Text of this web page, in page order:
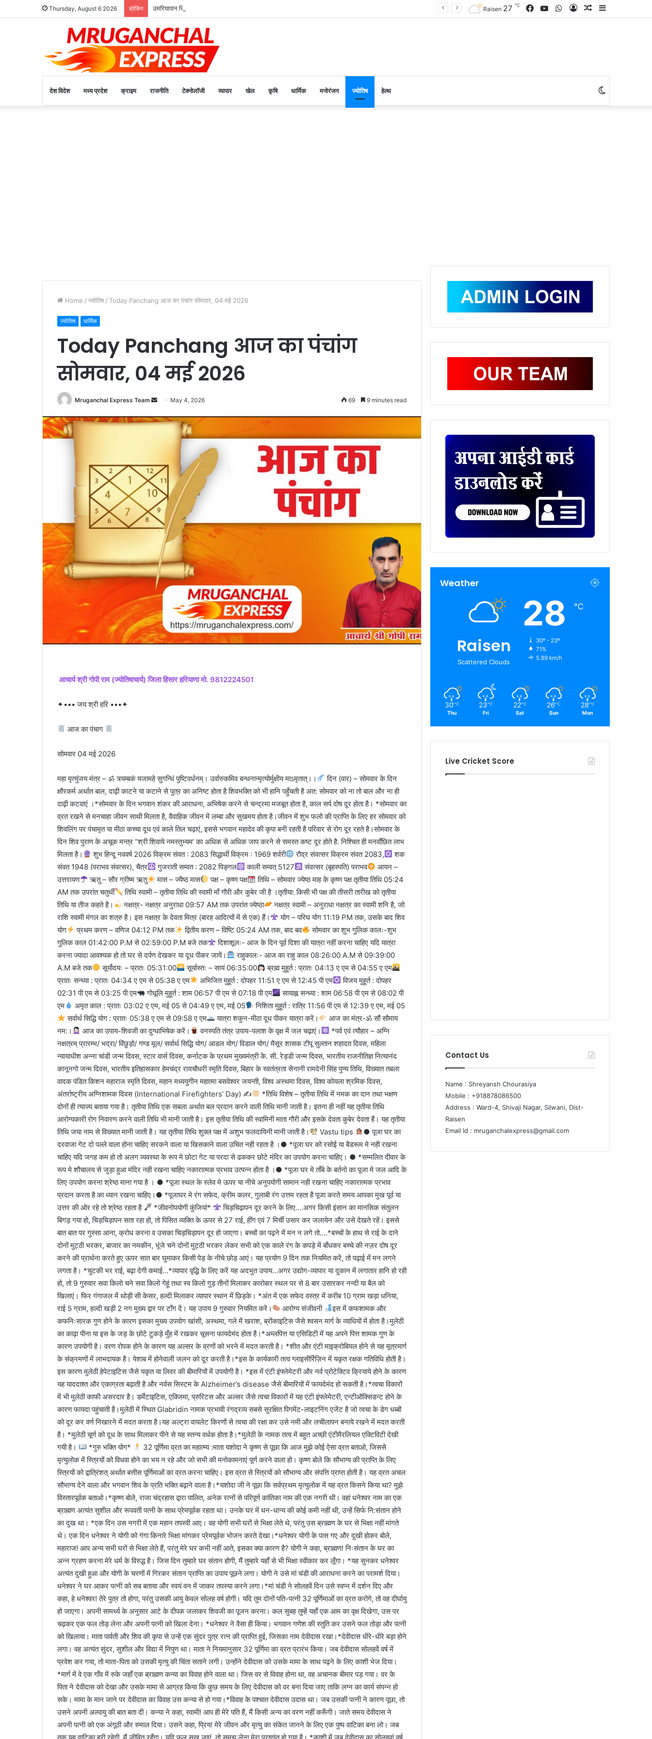
Thursday, August 6 2026 ब्रेकिंग उमरियापान सिहोरा मार्ग गड्ढों में तब्दील, जिम्मेदार बेखबर Sidebar
Random
Log
WhatsApp
YouTube
Facebook
Raisen 27 ℃
देश विदेश मध्य प्रदेश क्राइम राजनीति टेक्नोलॉजी व्यापार खेल कृषि धार्मिक मनोरंजन ज्योतिष हेल्थ
Home / ज्योतिष / Today Panchang आज का पंचांग सोमवार, 04 मई 2026
ज्योतिष धार्मिक
Today Panchang आज का पंचांग
सोमवार, 04 मई 2026
Mruganchal Express Team
Send
email
May 4, 2026 69 9 minutes read
आचार्य श्री गोपी राम (ज्योतिषाचार्य) जिला हिसार हरियाणा मो. 9812224501
✦••• जय श्री हरि •••✦
आज का पंचाग
सोमवार 04 मई 2026
महा मृत्युंजय मंत्र – ॐ त्र्यम्बकं यजामहे सुगन्धिं पुष्टिवर्धनम्‌। उर्वारुकमिव बन्धनान्मृत्योर्मुक्षीय माऽमृतात्।।
दिन (वार) – सोमवार के दिन
क्षौरकर्म अर्थात बाल, दाढ़ी काटने या कटाने से पुत्र का अनिष्ट होता है शिवभक्ति को भी हानि पहुँचती है अत: सोमवार को ना तो बाल और ना ही
दाढ़ी कटवाएं ।*सोमवार के दिन भगवान शंकर की आराधना, अभिषेक करने से चन्द्रमा मजबूत होता है, काल सर्प दोष दूर होता है। *सोमवार का
व्रत रखने से मनचाहा जीवन साथी मिलता है, वैवाहिक जीवन में लम्बा और सुखमय होता है।जीवन में शुभ फलो की प्राप्ति के लिए हर सोमवार को
शिवलिंग पर पंचामृत या मीठा कच्चा दूध एवं काले तिल चढ़ाएं, इससे भगवान महादेव की कृपा बनी रहती है परिवार से रोग दूर रहते है।सोमवार के
दिन शिव पुराण के अचूक मन्त्र “श्री शिवाये नमस्तुभ्यम’ का अधिक से अधिक जाप करने से समस्त कष्ट दूर होते है. निश्चित ही मनवाँछित लाभ
मिलता है।
शुभ हिन्दू नववर्ष 2026 विक्रम संवत : 2083 सिद्धार्थी विक्रम : 1969 शर्वरी रौद्र संवत्सर विक्रम संवत 2083,
शक
संवत 1948 (पराभव संवत्सर), चैत्र
गुजराती सम्वत : 2082 पिङ्गल काली सम्वत् 5127 संवत्सर (बृहस्पति) पराभव
आयन –
उत्तरायण
ऋतु – सौर ग्रीष्म ऋतु मास – ज्यैष्ठ मास पक्ष – कृष्ण पक्ष
तिथि – सोमवार ज्येष्ठ माह के कृष्ण पक्ष तृतीया तिथि 05:24
AM तक उपरांत चतुर्थी
तिथि स्वामी – तृतीया तिथि की स्वामी माँ गौरी और कुबेर जी है ।तृतीया: किसी भी पक्ष की तीसरी तारीख को तृतीया
तिथि या तीज कहते है।
नक्षत्र- नक्षत्र अनुराधा 09:57 AM तक उपरांत ज्येष्ठा
नक्षत्र स्वामी – अनुराधा नक्षत्र का स्वामी शनि है, जो
राशि स्वामी मंगल का शत्रु है। इस नक्षत्र के देवता मित्र (बारह आदित्यों में से एक) हैं।
योग – परिघ योग 11:19 PM तक, उसके बाद शिव
योग
प्रथम करण – वणिज 04:12 PM तक द्वितीय करण – विष्टि 05:24 AM तक, बाद बव
सोमवार का शुभ गुलिक कालः-शुभ
गुलिक काल 01:42:00 P.M से 02:59:00 P.M बजे तक
दिशाशूलः- आज के दिन पूर्व दिशा की यात्रा नहीं करना चाहिए यदि यात्रा
करना ज्यादा आवश्यक हो तो घर से दर्पण देखकर या दूध पीकर जायें।
राहुकालः- आज का राहु काल 08:26:00 A.M से 09:39:00
A.M बजे तक
सूर्योदयः – प्रातः 05:31:00 सूर्यास्तः – सायं 06:35:00
ब्रह्म मुहूर्त : प्रातः 04:13 ए एम से 04:55 ए एम
प्रातः सन्ध्या : प्रातः 04:34 ए एम से 05:38 ए एम
अभिजित मुहूर्त : दोपहर 11:51 ए एम से 12:45 पी एम
विजय मुहूर्त : दोपहर
02:31 पी एम से 03:25 पी एम
गोधूलि मुहूर्त : शाम 06:57 पी एम से 07:18 पी एम
सायाह्न सन्ध्या : शाम 06:58 पी एम से 08:02 पी
एम
अमृत काल : प्रातः 03:02 ए एम, मई 05 से 04:49 ए एम, मई 05
निशिता मुहूर्त : रात्रि 11:56 पी एम से 12:39 ए एम, मई 05
सर्वार्थ सिद्धि योग : प्रातः 05:38 ए एम से 09:58 ए एम
यात्रा शकुन-मीठा दूध पीकर यात्रा करें।
आज का मंत्र-ॐ सौं सौमाय
नम:।
आज का उपाय-शिवजी का दुग्धाभिषेक करें। वनस्पति तंत्र उपाय-पलाश के वृक्ष में जल चढ़ाएं।
*पर्व एवं त्यौहार – अग्नि
नक्षत्रम् प्रारम्भ/ भद्रा/ विंछुड़ो/ गण्ड मूल/ सर्वार्थ सिद्धि योग/ आडल योग/ विडाल योग/ मैसूर शासक टीपू सुल्तान शहादत दिवस, महिला
न्यायाधीश अन्ना चांडी जन्म दिवस, स्टार वार्स दिवस, कर्नाटक के प्रथम मुख्यमंत्री के. सी. रेड्डी जन्म दिवस, भारतीय राजनीतिज्ञ नित्यानंद
कानूनगो जन्म दिवस, भारतीय इतिहासकार हेमचंद्र रायचौधरी स्मृति दिवस, बिहार के स्वतंत्रता सेनानी रामदेनी सिंह पुण्य तिथि, विख्यात तबला
वादक पंडित किशन महाराज स्मृति दिवस, महान मध्ययुगीन महात्मा बसवेश्वर जयन्ती, विश्व अस्थमा दिवस, विश्व कोयला श्रमिक दिवस,
अंतर्राष्ट्रीय अग्निशामक दिवस (International Firefighters’ Day) ✍
*तिथि विशेष – तृतीया तिथि में नमक का दान तथा भक्षण
दोनों ही त्याज्य बताया गया है। तृतीया तिथि एक सबला अर्थात बल प्रदान करने वाली तिथि मानी जाती है। इतना ही नहीं यह तृतीया तिथि
आरोग्यकारी रोग निवारण करने वाली तिथि भी मानी जाती है। इस तृतीया तिथि की स्वामिनी माता गौरी और इसके देवता कुबेर देवता हैं। यह तृतीया
तिथि जया नाम से विख्यात मानी जाती है। यह तृतीया तिथि शुक्ल पक्ष में अशुभ फलदायिनी मानी जाती है।
Vastu tips
● पूजा घर का
दरवाजा गेट दो पल्ले वाला होना चाहिए सरकने वाला या खिसकाने वाला उचित नही रहता है ।● *पूजा घर को रसोई या बैडरूम मे नही रखना
चाहिए यदि जगह कम हो तो अलग व्यवस्था के रूप मे छोटा गेट या परदा से ढककर छोटे मंदिर का उपयोग करना चाहिए। ● *सम्मलित दीवार के
रूप मे शौचालय से जुड़ा हुआ मंदिर नही रखना चाहिए नकारात्मक प्रभाव उत्पन्न होता है ।● *पूजा घर मे ताँबे के बर्तनो का पूजा मे जल आदि के
लिए उपयोग करना श्रेष्ठ माना गया है । ● *पूजा स्थल के स्लेव मे ऊपर या नीचे अनुपयोगी सामान नही रखना चाहिए नकारात्मक प्रभाव
प्रदान करता है का ध्यान रखना चाहिए।● *पूजाघर मे रंग सफेद, क्रीम कलर, गुलाबी रंग उत्तम रहता है पूजा करते समय आपका मुख पूर्व या
उत्तर की ओर रहे तो श्रेष्ठ रहता है
*जीवनोपयोगी कुंजियां*
चिड़चिढ़ापन दूर करने के लिए….अगर किसी इंसान का मानसिक संतुलन
बिगड़ गया हो, चिड़चिड़ापन सता रहा हो, तो पिसित व्यक्ति के ऊपर से 27 राई, हींग एवं 7 मिर्ची उसार कर जलायेन और उसे देखते रहें। इससे
बात बात पर गुस्सा आना, क्रोध करना व उसका चिड़चिड़ापन दूर हो जाएगा। बच्चों का पढ़ने में मन न लगे तो….*बच्चों के हाथ से राई के दाने
दोनों मुट्ठी भरकर, बाजार का नमकीन, भूंजे चने दोनों मुट्ठी भरकर लेकर सभी को एक काले रंग के कपड़े में बाँधकर बच्चे की नज़र दोष दूर
करने की प्रार्थना करते हुए ऊपर सात बार घुमाकर किसी पेड़ के नीचे छोड़ आएं। यह प्रयोग 9 दिन तक नियमित करें, तो पढ़ाई में मन लगने
लगता है। *चुटकी भर राई, बढ़ा देगी कमाई…*व्यापार वृद्धि के लिए करें यह अदभुत उपाय…अगर उद्योग-व्यापार या दुकान में लगातार हानि हो रही
हो, तो 9 गुरुवार सवा किलो चने सवा किलो गेहूं तथा स्व किलो गुड़ तीनों मिलाकर कारोबार स्थल पर से 8 बार उसारकर नन्दी या बैल को
खिलाएं। फिर गंगाजल में थोड़ी सी केसर, हल्दी मिलाकर व्यापार स्थान में छिड़के। *अंत में एक सफेद वस्त्र में करीब 10 ग्राम खड़ा धनिया,
राई 5 ग्राम, हल्दी खड़ी 2 नग मुख्य द्वार पर टाँग दें। यह उपाय 9 गुरुवार नियमित करें।
आरोग्य संजीवनी
इस में कफशामक और
कफनिःसारक गुण होने के कारण इसका मुख्य उपयोग खांसी, अस्थमा, गले में खराश, ब्रोंकाइटिस जैसे श्वसन मार्ग के व्याधियों में होता है।मुलेठी
का काढ़ा पीना या इस के जड़ के छोटे टुकड़े मुँह में रखकर चूसना फायदेमंद होता है।*अम्लपित्त या एसिडिटी में यह अपने पित्त शामक गुण के
कारण उपयोगी है। वरण रोपक होने के कारण यह अल्सर के व्रणों को भरने में मदत करती है। *शीत और एंटी माइक्रोबियल होने से यह मूत्रमार्ग
के संक्रमणों में लाभदायक है। पेशाब में होनेवाली जलन को दूर करती है।*इस के कार्यकारी तत्व ग्लाइसीर्रिज़िन में यकृत रक्षक गतिविधि होती है।
इस कारण मुलेठी हेपेटाइटिस जैसे यकृत या लिवर की बीमारियों में उपयोगी है। *इस में एंटी इंफ्लेमेटरी और नर्व प्रोटेक्टिव क्रियाये होने के कारण
यह याददाश्त और एकाग्रता बढ़ाती है और नर्वस सिस्टम के Alzheimer’s disease जैसे बीमारियों में फायदेमंद हो सकती है।*त्वचा विकारों
में भी मुलेठी काफी असरदार है। डर्मेटाइटिस, एक्जिमा, प्रुरिटस और अल्सर जैसे त्वचा विकारों में यह एंटी इंफ्लेमेटरी, एन्टीऑक्सिडन्ट होने के
कारण फायदा पहुंचाती है।मुलेठी में स्थित Glabridin नामक प्रभावी रंगद्रव्य सबसे सुरक्षित पिगमेंट-लाइटनिंग एजेंट है जो त्वचा के डेग धब्बों
को दूर कर वर्ण निखारने में मदत करता है।यह अल्ट्रा वायलेट किरणों से त्वचा की रक्षा कर उसे नमी और लचीलापन बनाये रखने में मदत करती
है। *मुलेठी चूर्ण को दूध के साथ मिलाकर पीने से यह स्तन्य वर्धक होता है।*मुलेठी के नामक तत्व में बहुत अच्छी एंटीमैरलियल एक्टिविटी देखी
गयी है।
*गुरु भक्ति योग*
32 पूर्णिमा व्रत का महात्म्य :माता यशोदा ने कृष्ण से पूछा कि आज मुझे कोई ऐसा व्रत बताओ, जिससे
मृत्युलोक में स्त्रियों को विधवा होने का भय न रहे और जो सभी की मनोकामनाएं पूर्ण करने वाला हो। कृष्ण बोले कि सौभाग्य की प्राप्ति के लिए
स्त्रियों को द्वात्रिंशत् अर्थात बत्तीस पूर्णिमाओं का व्रत करना चाहिए। इस व्रत से स्त्रियों को सौभाग्य और संपत्ति प्राप्त होती है। यह व्रत अचल
सौभाग्य देने वाला और भगवान शिव के प्रति भक्ति बढ़ाने वाला है।*यशोदा जी ने पूछा कि सर्वप्रथम मृत्युलोक में यह व्रत किसने किया था? मुझे
विस्तारपूर्वक बताओ।*कृष्ण बोले, राजा चंद्रहास द्वारा पालित, अनेक रत्नों से परिपूर्ण कांतिका नाम की एक नगरी थी। वहां धनेश्वर नाम का एक
ब्राह्मण अत्यंत सुशील और रूपवती पत्नी के साथ प्रेमपूर्वक रहता था। उनके घर में धन-धान्य की कोई कमी नहीं थी, उन्हें सिर्फ नि:संतान होने
का दुख था। *एक दिन उस नगरी में एक महान तपस्वी आए। वह योगी सभी घरों से भिक्षा लेते थे, परंतु उस ब्राह्मण के घर से भिक्षा नहीं मांगते
थे। एक दिन धनेश्वर ने योगी को गंगा किनारे भिक्षा मांगकर प्रेमपूर्वक भोजन करते देखा।*धनेश्वर योगी के पास गए और दुखी होकर बोले,
महाराज! आप अन्य सभी घरों से भिक्षा लेते हैं, परंतु मेरे घर कभी नहीं आते, इसका क्या कारण है? योगी ने कहा, ब्राह्मण! निःसंतान के घर का
अन्न ग्रहण करना मेरे धर्म के विरुद्ध है। जिस दिन तुम्हारे घर संतान होगी, मैं तुम्हारे यहाँ से भी भिक्षा स्वीकार कर लूँगा। *यह सुनकर धनेश्वर
अत्यंत दुखी हुआ और योगी के चरणों में गिरकर संतान प्राप्ति का उपाय पूछने लगा। योगी ने उसे मां चंडी की आराधना करने का परामर्श दिया।
धनेश्वर ने घर आकर पत्नी को सब बताया और स्वयं वन में जाकर तपस्या करने लगा।*मां चंडी ने सोलहवें दिन उसे स्वप्न में दर्शन दिए और
कहा, हे धनेश्वर! तेरे पुत्र तो होगा, परंतु उसकी आयु केवल सोलह वर्ष होगी। यदि तुम दोनों पति-पत्नी 32 पूर्णिमाओं का व्रत करोगे, तो वह दीर्घायु
हो जाएगा। अपनी सामर्थ्य के अनुसार आटे के दीपक जलाकर शिवजी का पूजन करना। कल सुबह तुम्हें यहाँ एक आम का वृक्ष दिखेगा, उस पर
चढ़कर एक फल तोड़ लेना और अपनी पत्नी को खिला देना। *धनेश्वर ने वैसा ही किया। भगवान गणेश की स्तुति कर उसने फल तोड़ा और पत्नी
को खिलाया। माता पार्वती और शिव की कृपा से उन्हें एक सुंदर पुत्र रत्न की प्राप्ति हुई, जिसका नाम देवीदास रखा।*देवीदास धीरे-धीरे बड़ा होने
लगा। वह अत्यंत सुंदर, सुशील और विद्या में निपुण था। माता ने नियमानुसार 32 पूर्णिमा का व्रत प्रारंभ किया। जब देवीदास सोलहवें वर्ष में
प्रवेश कर गया, तो माता-पिता को उसकी मृत्यु की चिंता सताने लगी। उन्होंने देवीदास को उसके मामा के साथ पढ़ने के लिए काशी भेज दिया।
*मार्ग में वे एक गाँव में रुके जहाँ एक ब्राह्मण कन्या का विवाह होने वाला था। जिस वर से विवाह होना था, वह अचानक बीमार पड़ गया। वर के
पिता ने देवीदास को देखा और उसके मामा से आग्रह किया कि कुछ समय के लिए देवीदास को वर बना दिया जाए ताकि लग्न का कार्य संपन्न हो
सके। मामा के मान जाने पर देवीदास का विवाह उस कन्या से हो गया।*विवाह के पश्चात देवीदास उदास था। जब उसकी पत्नी ने कारण पूछा, तो
उसने अपनी अल्पायु की बात बता दी। कन्या ने कहा, स्वामी! आप ही मेरे पति हैं, मैं किसी अन्य का वरण नहीं करूँगी। जाते समय देवीदास ने
अपनी पत्नी को एक अंगूठी और रुमाल दिया। उसने कहा, प्रिय! मेरे जीवन और मृत्यु का संकेत जानने के लिए एक पुष्प वाटिका बना लो। जब
Weather
Raisen
Scattered Clouds
28 ℃
30º - 23º
71%
5.89 km/h
30 ℃
Thu
23 ℃
Fri
22 ℃
Sat
26 ℃
Sun
28 ℃
Mon
Live Cricket Score
Contact Us
Name : Shreyansh Chourasiya
Mobile : +918878086500
Address : Ward-4, Shivaji Nagar, Silwani, Dist-
Raisen
Email Id : mruganchalexpress@gmail.com